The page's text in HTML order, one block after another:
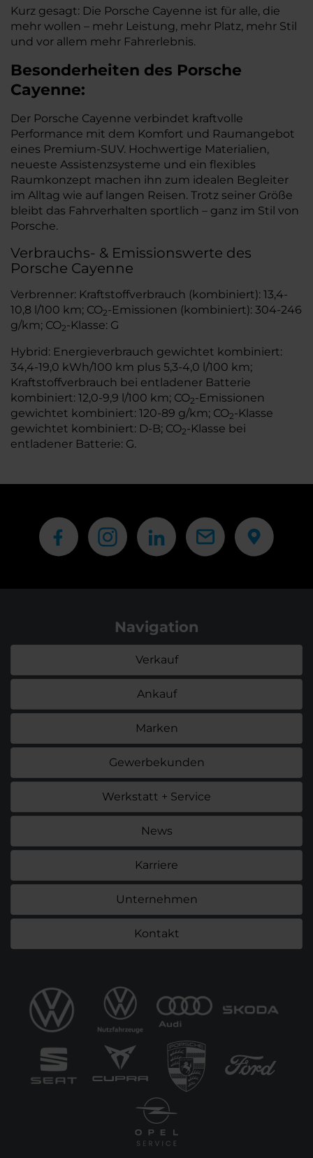
Kurz gesagt: Die Porsche Cayenne ist für alle, die
mehr wollen – mehr Leistung, mehr Platz, mehr Stil
und vor allem mehr Fahrerlebnis.
Besonderheiten des Porsche
Cayenne:
Der Porsche Cayenne verbindet kraftvolle
Performance mit dem Komfort und Raumangebot
eines Premium-SUV. Hochwertige Materialien,
neueste Assistenzsysteme und ein flexibles
Raumkonzept machen ihn zum idealen Begleiter
im Alltag wie auf langen Reisen. Trotz seiner Größe
bleibt das Fahrverhalten sportlich – ganz im Stil von
Porsche.
Verbrauchs- & Emissionswerte des
Porsche Cayenne
Verbrenner: Kraftstoffverbrauch (kombiniert): 13,4-
10,8 l/100 km; CO2-Emissionen (kombiniert): 304-246
g/km; CO2-Klasse: G
Hybrid: Energieverbrauch gewichtet kombiniert:
34,4-19,0 kWh/100 km plus 5,3-4,0 l/100 km;
Kraftstoffverbrauch bei entladener Batterie
kombiniert: 12,0-9,9 l/100 km; CO2-Emissionen
gewichtet kombiniert: 120-89 g/km; CO2-Klasse
gewichtet kombiniert: D-B; CO2-Klasse bei
entladener Batterie: G.
Navigation
Verkauf
Ankauf
Marken
Gewerbekunden
Werkstatt + Service
News
Karriere
Unternehmen
Kontakt